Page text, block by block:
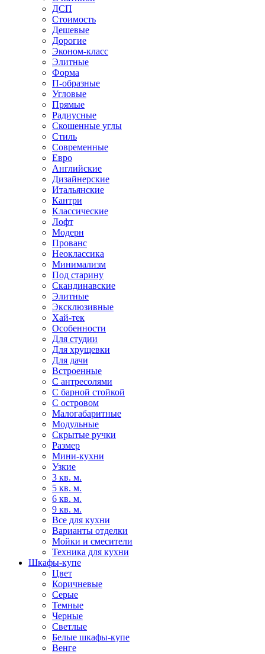
ДСП
Стоимость
Дешевые
Дорогие
Эконом-класс
Элитные
Форма
П-образные
Угловые
Прямые
Радиусные
Скошенные углы
Стиль
Современные
Евро
Английские
Дизайнерские
Итальянские
Кантри
Классические
Лофт
Модерн
Прованс
Неоклассика
Минимализм
Под старину
Скандинавские
Элитные
Эксклюзивные
Хай-тек
Особенности
Для студии
Для хрущевки
Для дачи
Встроенные
С антресолями
С барной стойкой
С островом
Малогабаритные
Модульные
Скрытые ручки
Размер
Мини-кухни
Узкие
3 кв. м.
5 кв. м.
6 кв. м.
9 кв. м.
Все для кухни
Варианты отделки
Мойки и смесители
Техника для кухни
Шкафы-купе
Цвет
Коричневые
Серые
Темные
Черные
Светлые
Белые шкафы-купе
Венге